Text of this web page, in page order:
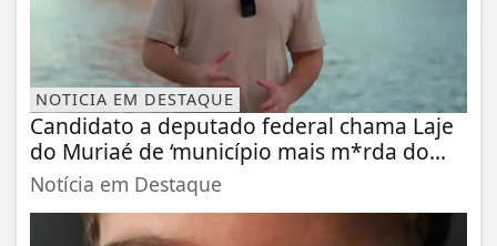
NOTICIA EM DESTAQUE
Candidato a deputado federal chama Laje
do Muriaé de ‘município mais m*rda do...
Notícia em Destaque